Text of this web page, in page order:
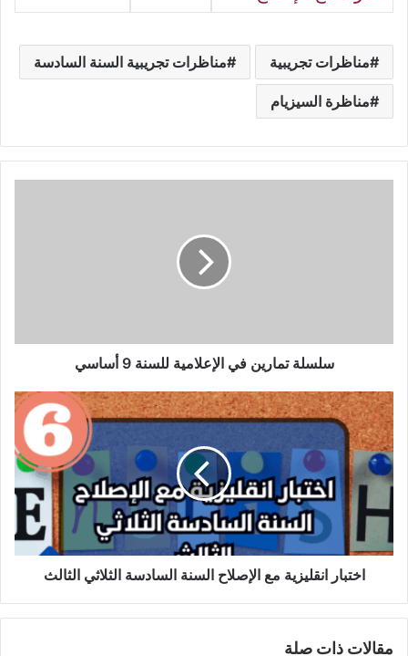
مناظرات تجريبية مناظرات تجريبية السنة السادسة
مناظرة السيزيام
سلسلة تمارين في الإعلامية للسنة 9 أساسي
اختبار
انقليزية
مع
الإصلاح
السنة
السادسة
الثلاثي
الثالث
اختبار انقليزية مع الإصلاح السنة السادسة الثلاثي الثالث
مقالات ذات صلة